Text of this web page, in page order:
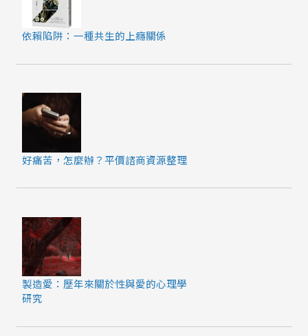
依賴陷阱：一種共生的上癮關係
好痛苦，怎麼辦？平價諮商資源整理
製造愛：歷年來關於性與愛的心理學
研究